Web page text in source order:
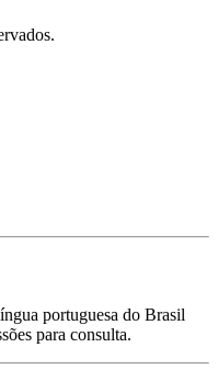
portuguesa do Brasil
para consulta.